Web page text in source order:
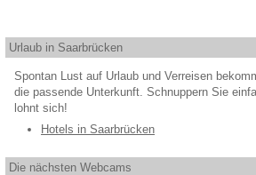
Urlaub in Saarbrücken
Spontan Lust auf Urlaub und Verreisen
die passende Unterkunft. Schnuppern Sie
lohnt sich!
Hotels in Saarbrücken
Die nächsten Webcams